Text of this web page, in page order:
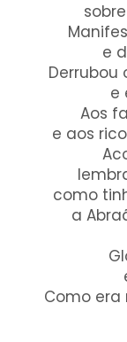
e
Derrubou
e
Aos
e aos
como
a
Como era